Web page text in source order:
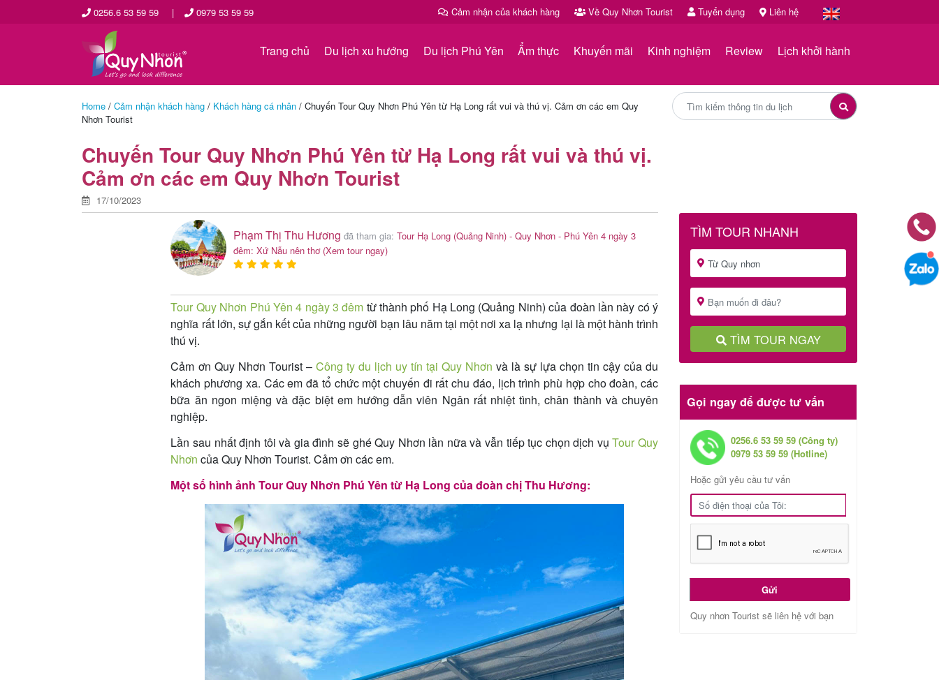
0256.6 53 59 59 | 0979 53 59 59 Cảm nhận của khách hàng Về Quy Nhơn Tourist Tuyển dụng Liên hệ
Trang chủ Du lịch xu hướng Du lịch Phú Yên Ẩm thực Khuyến mãi Kinh nghiệm Review Lịch khởi hành
Home / Cảm nhận khách hàng / Khách hàng cá nhân / Chuyến Tour Quy Nhơn Phú Yên từ Hạ Long rất vui và thú vị. Cảm ơn các em Quy
Nhơn Tourist
Chuyến Tour Quy Nhơn Phú Yên từ Hạ Long rất vui và thú vị.
Cảm ơn các em Quy Nhơn Tourist
17/10/2023
Phạm Thị Thu Hương đã tham gia:Tour Hạ Long (Quảng Ninh) - Quy Nhơn - Phú Yên 4 ngày 3
đêm: Xứ Nẫu nên thơ(Xem tour ngay)
Tour Quy Nhơn Phú Yên 4 ngày 3 đêm từ thành phố Hạ Long (Quảng Ninh) của đoàn lần này có ý
nghĩa rất lớn, sự gắn kết của những người bạn lâu năm tại một nơi xa lạ nhưng lại là một hành trình
thú vị.
Cảm ơn Quy Nhơn Tourist – Công ty du lịch uy tín tại Quy Nhơn và là sự lựa chọn tin cậy của du
khách phương xa. Các em đã tổ chức một chuyến đi rất chu đáo, lịch trình phù hợp cho đoàn, các
bữa ăn ngon miệng và đặc biệt em hướng dẫn viên Ngân rất nhiệt tình, chân thành và chuyên
nghiệp.
Lần sau nhất định tôi và gia đình sẽ ghé Quy Nhơn lần nữa và vẫn tiếp tục chọn dịch vụTour Quy
Nhơn của Quy Nhơn Tourist. Cảm ơn các em.
Một số hình ảnh Tour Quy Nhơn Phú Yên từ Hạ Long của đoàn chị Thu Hương:
TÌM TOUR NHANH
TÌM TOUR NGAY
Gọi ngay để được tư vấn
0256.6 53 59 59 (Công ty)
0979 53 59 59 (Hotline)
Hoặc gửi yêu cầu tư vấn
Gửi
Quy nhơn Tourist sẽ liên hệ với bạn